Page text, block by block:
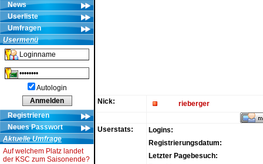
News
Userliste
Umfragen
Usermenü
Autologin
Registrieren
Neues Passwort
Aktuelle Umfrage
Auf welchem Platz landet
der KSC zum Saisonende?
Nick: rieberger
Userstats:
Logins:
Registrierungsdatum:
Letzter Pagebesuch: